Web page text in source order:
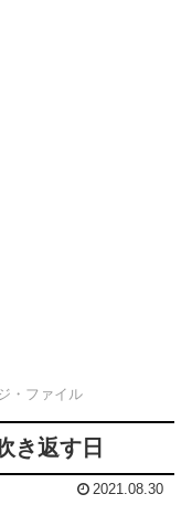
・ファイル
き返す日
2021.08.30